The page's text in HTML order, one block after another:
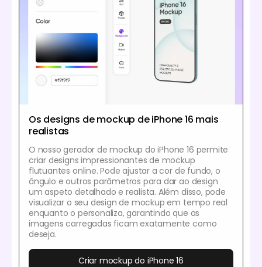
Os designs de mockup de iPhone 16 mais
realistas
O nosso gerador de mockup do iPhone 16 permite
criar designs impressionantes de mockup
flutuantes online. Pode ajustar a cor de fundo, o
ângulo e outros parâmetros para dar ao design
um aspeto detalhado e realista. Além disso, pode
visualizar o seu design de mockup em tempo real
enquanto o personaliza, garantindo que as
imagens carregadas ficam exatamente como
deseja.
Criar mockup do iPhone 16